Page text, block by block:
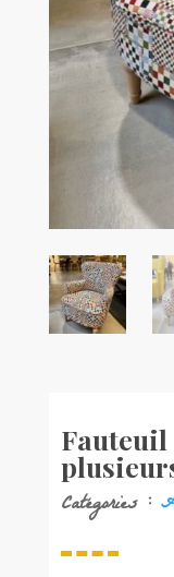
Fauteuil
Catégories :